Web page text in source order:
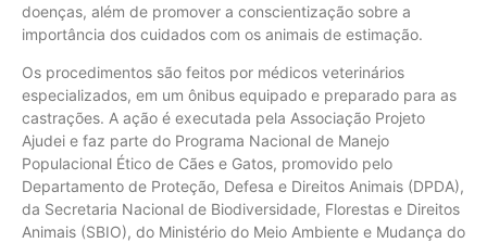
doenças, além de promover a conscientização sobre a
importância dos cuidados com os animais de estimação.
Os procedimentos são feitos por médicos veterinários
especializados, em um ônibus equipado e preparado para as
castrações. A ação é executada pela Associação Projeto
Ajudei e faz parte do Programa Nacional de Manejo
Populacional Ético de Cães e Gatos, promovido pelo
Departamento de Proteção, Defesa e Direitos Animais (DPDA),
da Secretaria Nacional de Biodiversidade, Florestas e Direitos
Animais (SBIO), do Ministério do Meio Ambiente e Mudança do